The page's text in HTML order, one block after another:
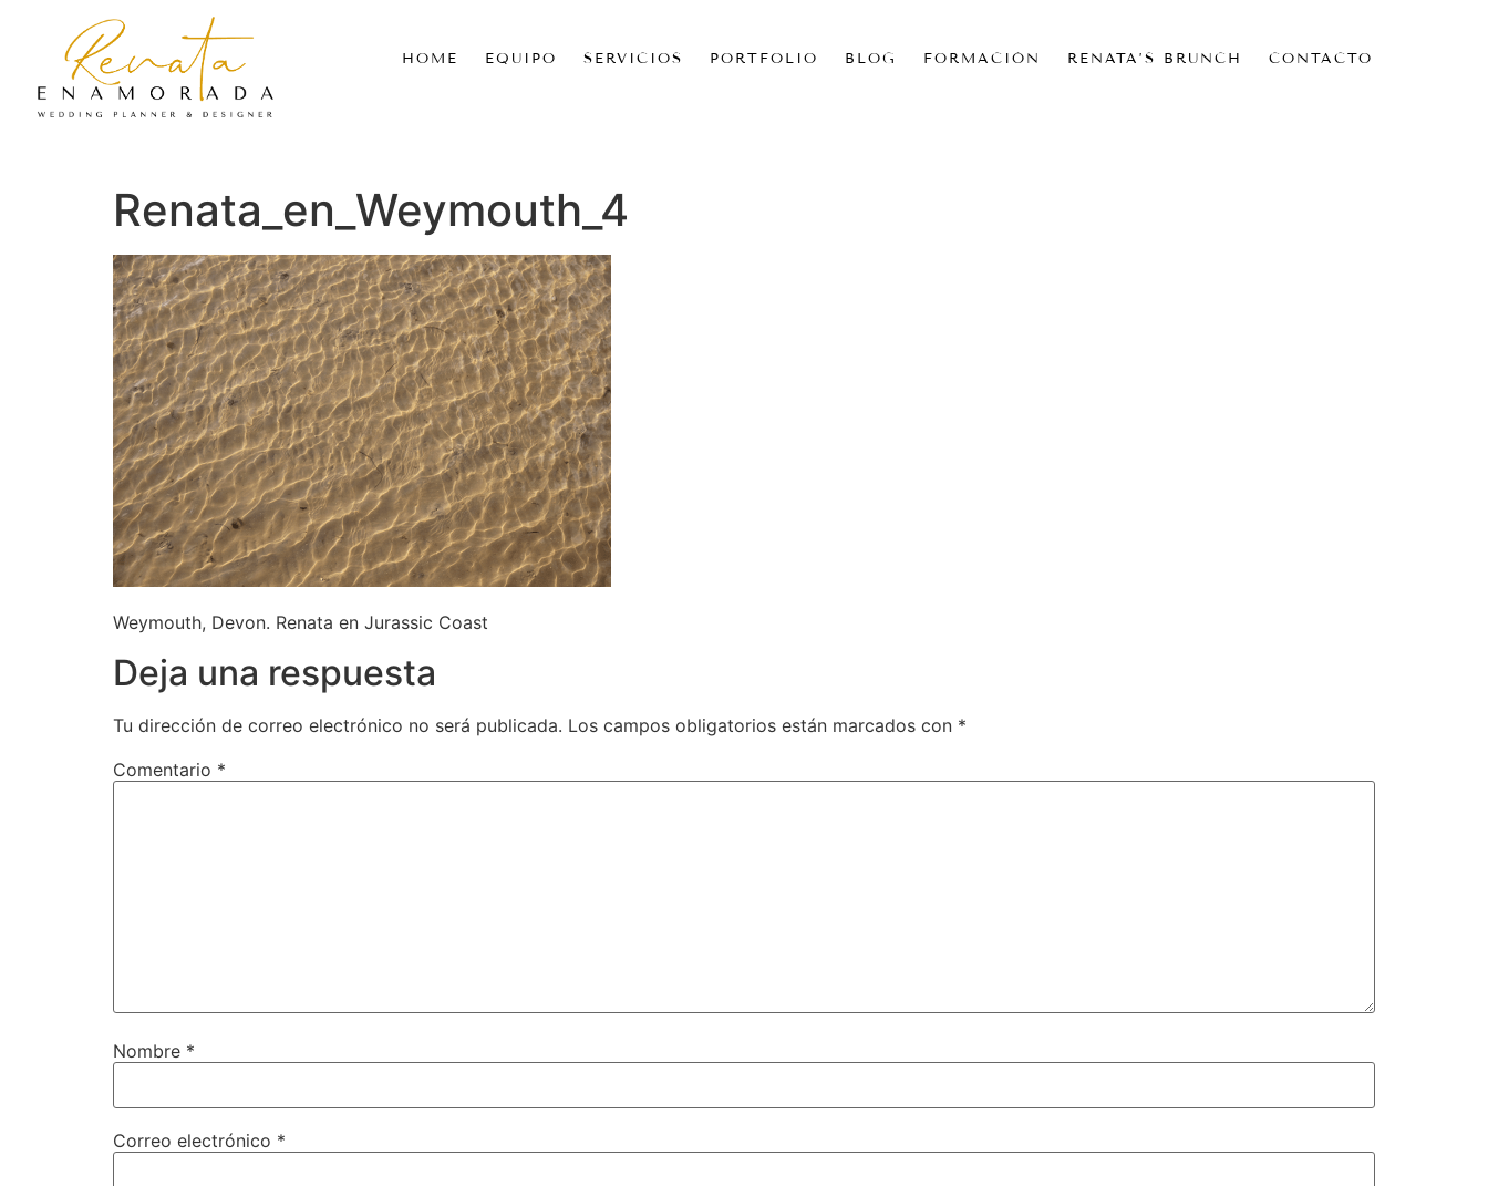
HOME EQUIPO SERVICIOS PORTFOLIO BLOG FORMACIÓN RENATA’S BRUNCH CONTACTO
Renata_en_Weymouth_4
Weymouth, Devon. Renata en Jurassic Coast
Deja una respuesta
Tu dirección de correo electrónico no será publicada. Los campos obligatorios están marcados con *
Comentario *
Nombre *
Correo electrónico *